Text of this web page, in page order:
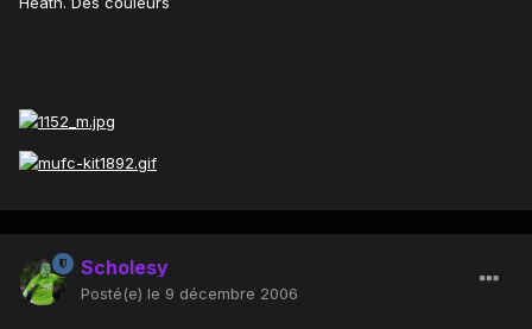
Scholesy
Posté(e) le 9 décembre 2006